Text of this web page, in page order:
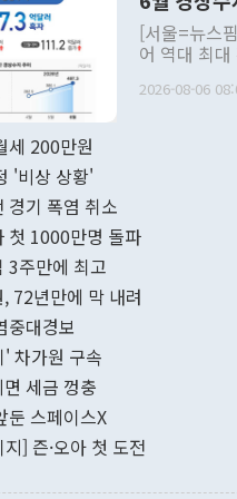
관의 대북
관 부처 장
관의 무리한
다. [정동영 통일부 장관이 지난달 23일 오후 서울 종로구 정부서울청사에
무너졌다고
함께 4자 대
"우리의 선
관은 업무
[서울=뉴스
어 역대 최
료=한국은행] 한국은행이 6일 발표한 '2026년 6월 국제수지(잠정)'
며 월간 기
196.9% 급
수출은
기록했지만
로 전환됐다.
2026-08-06
세 200만원
'비상 상황'
경기 폭염 취소
첫 1000만명 돌파
3주만에 최고
72년만에 막 내려
중대경보
차가원 구속
세금 껑충
둔 스페이스X
] 즌·오아 첫 도전